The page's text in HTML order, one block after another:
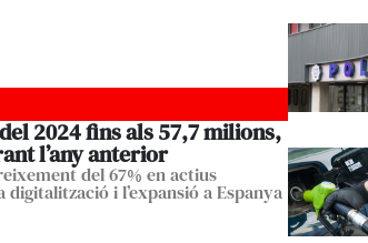
2024 fins als 57,7 milions,
l’any anterior
del 67% en actius
i l’expansió a Espanya